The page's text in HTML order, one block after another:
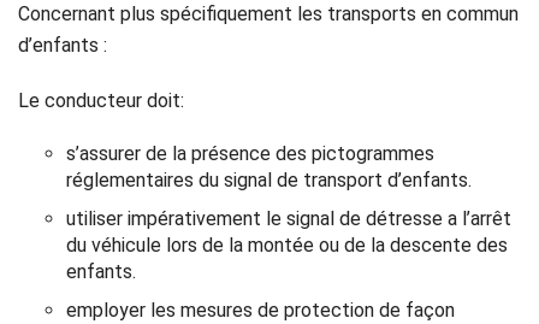
Concernant plus spécifiquement les transports en commun
d’enfants :
Le conducteur doit:
s’assurer de la présence des pictogrammes
réglementaires du signal de transport d’enfants.
utiliser impérativement le signal de détresse a l’arrêt
du véhicule lors de la montée ou de la descente des
enfants.
employer les mesures de protection de façon